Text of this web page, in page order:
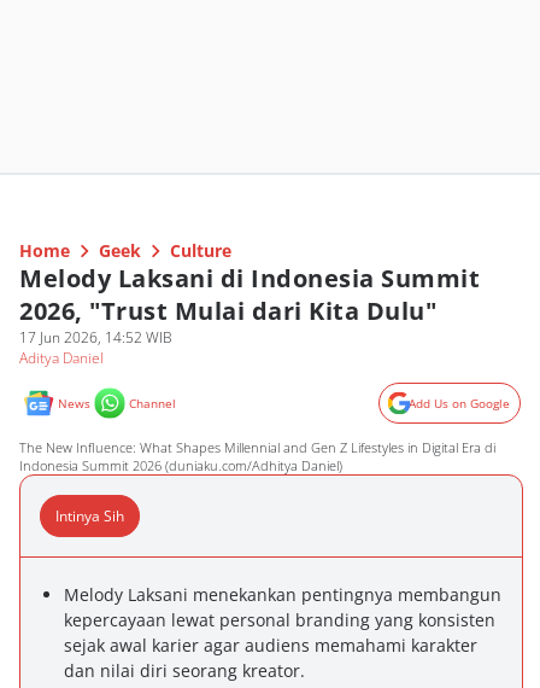
Home Geek Culture
Melody Laksani di Indonesia Summit
2026, "Trust Mulai dari Kita Dulu"
17 Jun 2026, 14:52 WIB
Aditya Daniel
News Channel Add Us on Google
The New Influence: What Shapes Millennial and Gen Z Lifestyles in Digital Era di
Indonesia Summit 2026 (duniaku.com/Adhitya Daniel)
Intinya Sih
Melody Laksani menekankan pentingnya membangun
kepercayaan lewat personal branding yang konsisten
sejak awal karier agar audiens memahami karakter
dan nilai diri seorang kreator.